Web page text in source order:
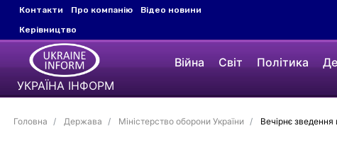
Контакти Про компанію
Відео новини
Керівництво
УКРАЇНА ІНФОРМ
Війна Світ Політика
Головна Держава Міністерство оборони України Вечірнє